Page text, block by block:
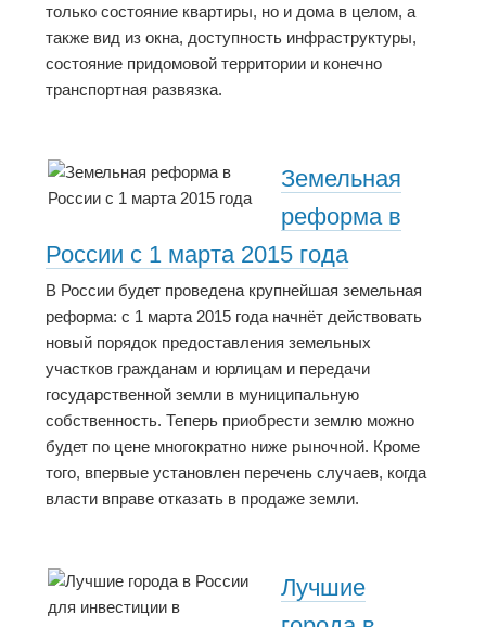
только состояние квартиры, но и дома в целом, а
также вид из окна, доступность инфраструктуры,
состояние придомовой территории и конечно
транспортная развязка.
Земельная
реформа в
России с 1 марта 2015 года
В России будет проведена крупнейшая земельная
реформа: с 1 марта 2015 года начнёт действовать
новый порядок предоставления земельных
участков гражданам и юрлицам и передачи
государственной земли в муниципальную
собственность. Теперь приобрести землю можно
будет по цене многократно ниже рыночной. Кроме
того, впервые установлен перечень случаев, когда
власти вправе отказать в продаже земли.
Лучшие